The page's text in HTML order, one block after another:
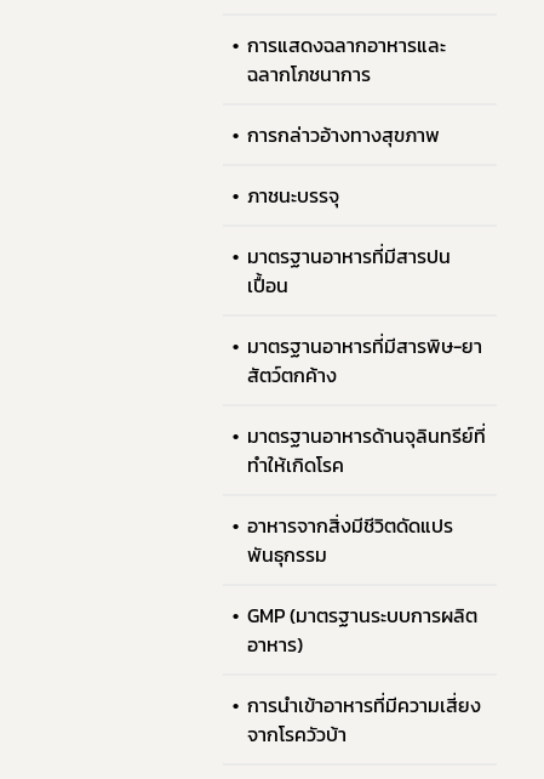
การแสดงฉลากอาหารและ
ฉลากโภชนาการ
การกล่าวอ้างทางสุขภาพ
ภาชนะบรรจุ
มาตรฐานอาหารที่มีสารปน
เปื้อน
มาตรฐานอาหารที่มีสารพิษ-ยา
สัตว์ตกค้าง
มาตรฐานอาหารด้านจุลินทรีย์ที่
ทำให้เกิดโรค
อาหารจากสิ่งมีชีวิตดัดแปร
พันธุกรรม
GMP (มาตรฐานระบบการผลิต
อาหาร)
การนำเข้าอาหารที่มีความเสี่ยง
จากโรควัวบ้า